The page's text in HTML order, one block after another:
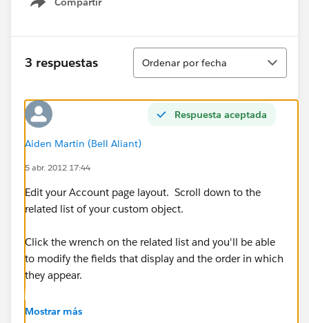
Show menu
3 respuestas
Ordenar
Ordenar por fecha
Respuesta aceptada
Aiden Martin (Bell Aliant)
5 abr. 2012 17:44
Edit your Account page layout. Scroll down to the
related list of your custom object.
Click the wrench on the related list and you'll be able
to modify the fields that display and the order in which
they appear.
Aiden
Mostrar más